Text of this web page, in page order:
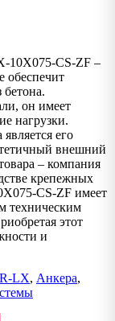
10X075-CS-ZF –
обеспечит
бетона.
он имеет
нагрузки.
его
внешний
– компания
крепежных
CS-ZF имеет
техническим
этот
и
R-LX, Анкера,